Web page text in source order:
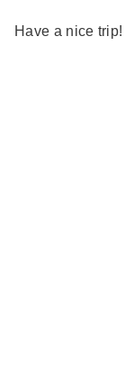
Have a nice trip!